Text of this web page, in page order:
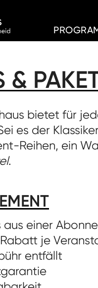
&
bietet für
es der
Reihen, ein
.
aus einer
je
entfällt